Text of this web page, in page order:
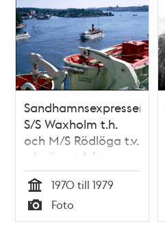
Sandhamnsexpressen
S/S Waxholm t.h.
och M/S Rödlöga t.v.
på väg ut från
Skeppsbron
Tid
1970 till 1979
Typ
Foto